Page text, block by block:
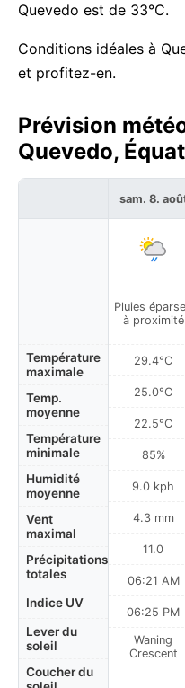
Quevedo est de 33°C.
Conditions idéales à
et profitez-en.
Prévision
Quevedo,
Température
maximale
Temp.
moyenne
Température
minimale
Humidité
moyenne
Vent
maximal
Précipitations
totales
Indice UV
Lever du
soleil
Coucher du
sam. 8.
Pluies
à proximité
29.4°C
25.0°C
22.5°C
85%
9.0 kph
4.3 mm
11.0
06:21 AM
06:25 PM
Waning
Crescent